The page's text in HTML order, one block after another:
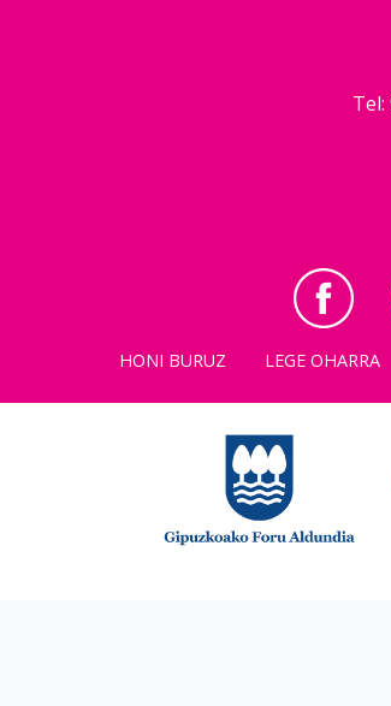
Tel:
HONI BURUZ LEGE OHARRA